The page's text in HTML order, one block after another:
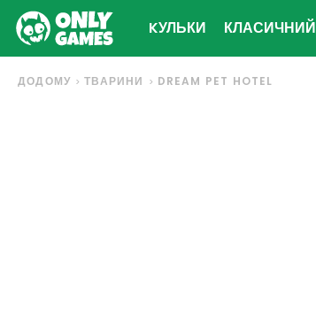
KУЛЬКИ КЛАСИЧНИЙ
ДОДОМУ ТВАРИНИ DREAM PET HOTEL